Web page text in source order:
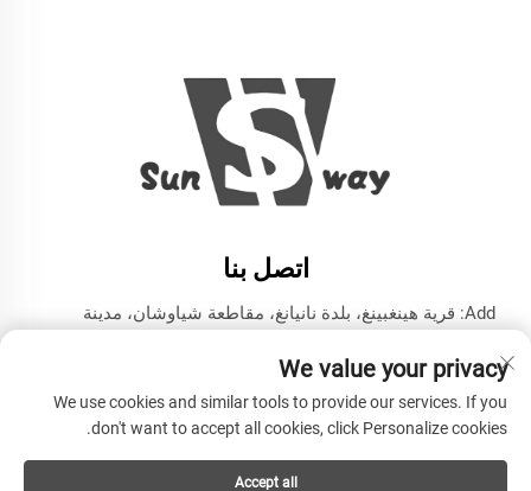
اتصل بنا
Add: قرية هينغبينغ، بلدة نانيانغ، مقاطعة شياوشان، مدينة
هاتف: +86-13606543282
البريد الإلكتروني:[email protected]
We value your privacy
We use cookies and similar tools to provide our services. If you
don't want to accept all cookies, click Personalize cookies.
Accept all